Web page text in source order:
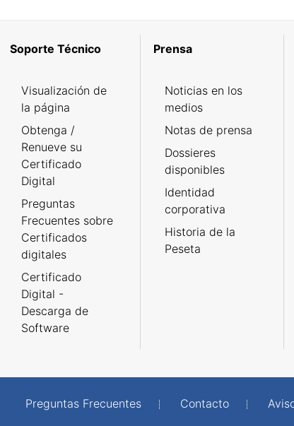
Soporte Técnico
Visualización de
la página
Obtenga /
Renueve su
Certificado
Digital
Preguntas
Frecuentes sobre
Certificados
digitales
Certificado
Digital -
Descarga de
Software
Prensa
Noticias en los
medios
Notas de prensa
Dossieres
disponibles
Identidad
corporativa
Historia de la
Peseta
Preguntas Frecuentes Contacto